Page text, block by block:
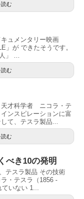
む
ュメンタリー映画
」が できたそうです。
」 ...
む
天才科学者 ニコラ・テ
ンスピレーションに富
て、テスラ製品...
む
べき10の発明
テスラ製品 その技術
・テスラ（1856 -
いない 1...